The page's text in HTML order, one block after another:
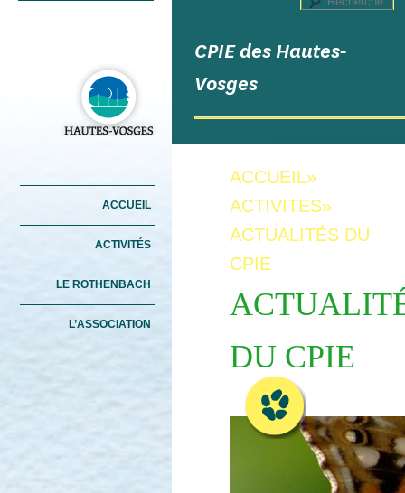
ALLER AU CONTENU
PRINCIPAL
ALLER AU CONTENU
SECONDAIRE
ACCUEIL
ACTIVITÉS
LE ROTHENBACH
L’ASSOCIATION
CPIE des Hautes-
Vosges
ACCUEIL»
ACTIVITES»
ACTUALITÉS DU
CPIE
DU CPIE